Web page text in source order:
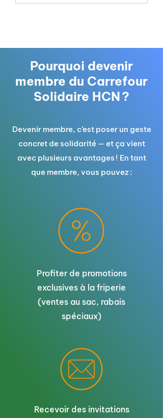
Pourquoi devenir
membre du Carrefour
Solidaire HCN ?
Devenir membre, c’est poser un geste
concret de solidarité — et ça vient
avec plusieurs avantages ! En tant
que membre, vous pouvez :
Profiter de promotions
exclusives à la friperie
(ventes au sac, rabais
spéciaux)
Recevoir des invitations